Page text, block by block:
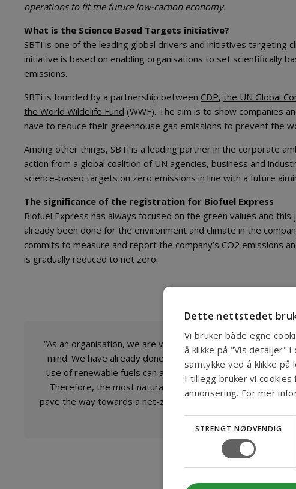
operations to fit the future low-carbon economy.
What is the Science Based Targets initiative?
SBTi is one of the leading global drivers and initiatives targeting
initiative is based on enabling organisations to set scientifically
emissions.
SBTi is founded by a partnership between CDP, the UN Global
the World Wildelife Fund (WWF). The aim is to show companies
have to reduce their greenhouse gas emissions to prevent the
Among other things, SBTi is a leading partner in the corporate
action from a global coalition of UN agencies, business and
science-based targets on zero emissions in line with a future
The significance of the registration for Biofuel Express
Biofuel Express has always focused on the green values ​​and
already been done for the environment and climate in the
commits to measure and report the company’s CO2 emissions
is gradually reduced to net zero.
“As an organisation, we are very much in favour of
mind. We have already done a lot to create a sustainable
use of renewable fuels can already be documented
Therefore, the most natural and imminent next step was to
pave the way towards a net-zero business in the future,”
at Biofuel
Dette nettstedet
Vi bruker både egne
å klikke på "Vis detaljer"
samtykke ved å klikke på
I tillegg bruker vi
annonsering. For mer
STRENGT NØDVENDIG